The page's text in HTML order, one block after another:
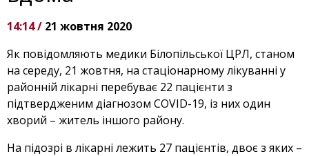
14:14 / 21 жовтня 2020
Як повідомляють медики Білопільської ЦРЛ, станом
на середу, 21 жовтня, на стаціонарному лікуванні у
районній лікарні перебуває 22 пацієнти з
підтвердженим діагнозом COVID-19, із них один
хворий – житель іншого району.
На підозрі в лікарні лежить 27 пацієнтів, двоє з яких –